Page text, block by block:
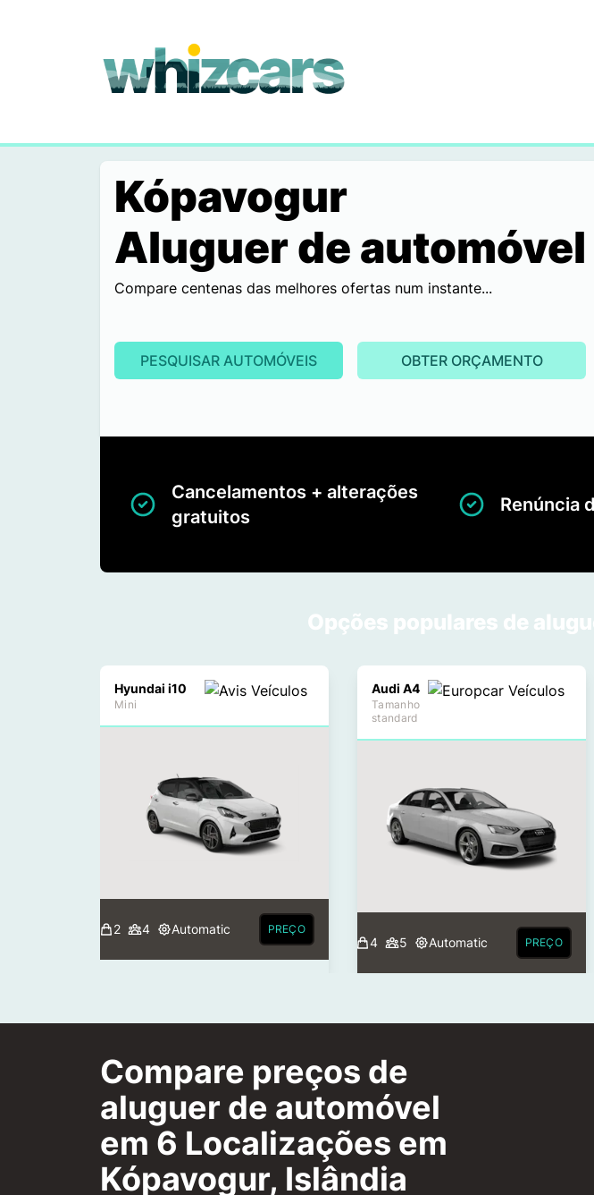
whizcars.com
Kópavogur
Aluguer de automóvel
Compare centenas das melhores ofertas num instante...
PESQUISAR AUTOMÓVEIS OBTER ORÇAMENTO
Cancelamentos + alterações
gratuitos
Renúncia
Opções populares de
Hyundai i10
Mini
2 4 Automatic PREÇO
Audi A4
Tamanho
standard
4 5 Automatic PREÇO
Compare preços de
aluguer de automóvel
em 6 Localizações em
Kópavogur, Islândia